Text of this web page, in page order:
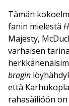
Tämän
fanin mielestä
Majesty,
varhaisen
bragin
että
rahasäiliöön